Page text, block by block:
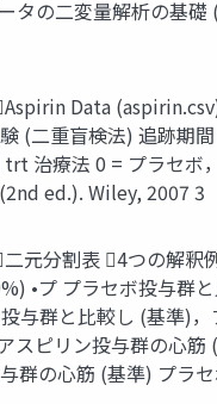
タの二変量解析の基
Data
(二重盲検法) 追跡期
治療法 0 = プラセ
ed.). Wiley, 2007 3
元分割表 4つの解
•プ プラセボ投与群
与群と比較し (基準)
スピリン投与群の心
群の心筋 (基準) プラ